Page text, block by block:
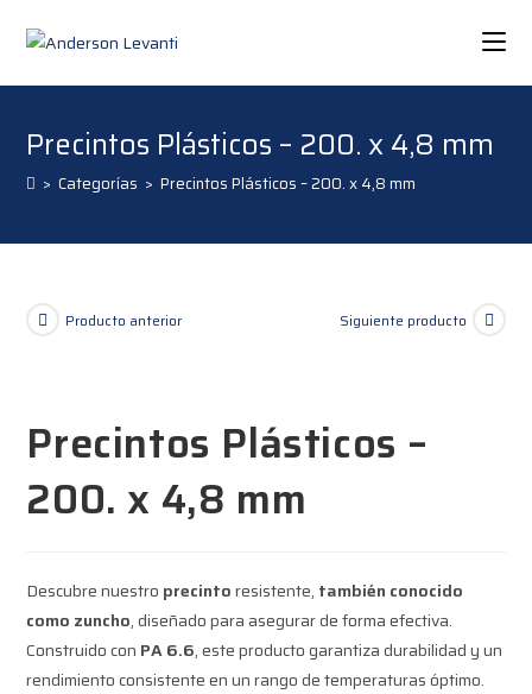
Precintos Plásticos – 200. x 4,8 mm
> Categorías > Precintos Plásticos – 200. x 4,8 mm
Producto anterior Siguiente producto
Precintos Plásticos –
200. x 4,8 mm
Descubre nuestro precintoresistente, también conocido
como zuncho, diseñado para asegurar de forma efectiva.
Construido con PA 6.6, este producto garantiza durabilidad y un
rendimiento consistente en un rango de temperaturas óptimo.